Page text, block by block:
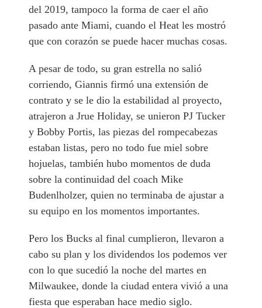
del 2019, tampoco la forma de caer el año
pasado ante Miami, cuando el Heat les mostró
que con corazón se puede hacer muchas cosas.
A pesar de todo, su gran estrella no salió
corriendo, Giannis firmó una extensión de
contrato y se le dio la estabilidad al proyecto,
atrajeron a Jrue Holiday, se unieron PJ Tucker
y Bobby Portis, las piezas del rompecabezas
estaban listas, pero no todo fue miel sobre
hojuelas, también hubo momentos de duda
sobre la continuidad del coach Mike
Budenlholzer, quien no terminaba de ajustar a
su equipo en los momentos importantes.
Pero los Bucks al final cumplieron, llevaron a
cabo su plan y los dividendos los podemos ver
con lo que sucedió la noche del martes en
Milwaukee, donde la ciudad entera vivió a una
fiesta que esperaban hace medio siglo.